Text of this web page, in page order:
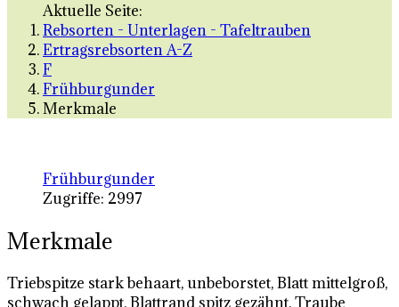
Aktuelle Seite:
Rebsorten - Unterlagen - Tafeltrauben
Ertragsrebsorten A-Z
F
Frühburgunder
Merkmale
Frühburgunder
Zugriffe: 2997
Merkmale
Triebspitze stark behaart, unbeborstet, Blatt mittelgroß,
schwach gelappt, Blattrand spitz gezähnt, Traube